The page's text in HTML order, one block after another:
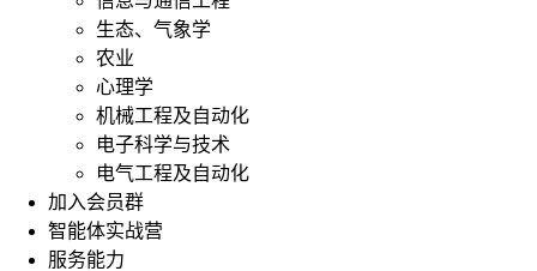
生态、气象学
农业
心理学
机械工程及自动化
电子科学与技术
电气工程及自动化
加入会员群
智能体实战营
服务能力